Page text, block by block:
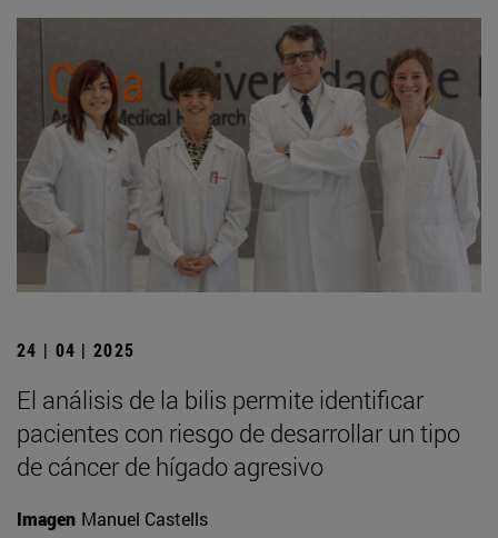
24 | 04 | 2025
El análisis de la bilis permite identificar
pacientes con riesgo de desarrollar un tipo
de cáncer de hígado agresivo
Imagen Manuel Castells